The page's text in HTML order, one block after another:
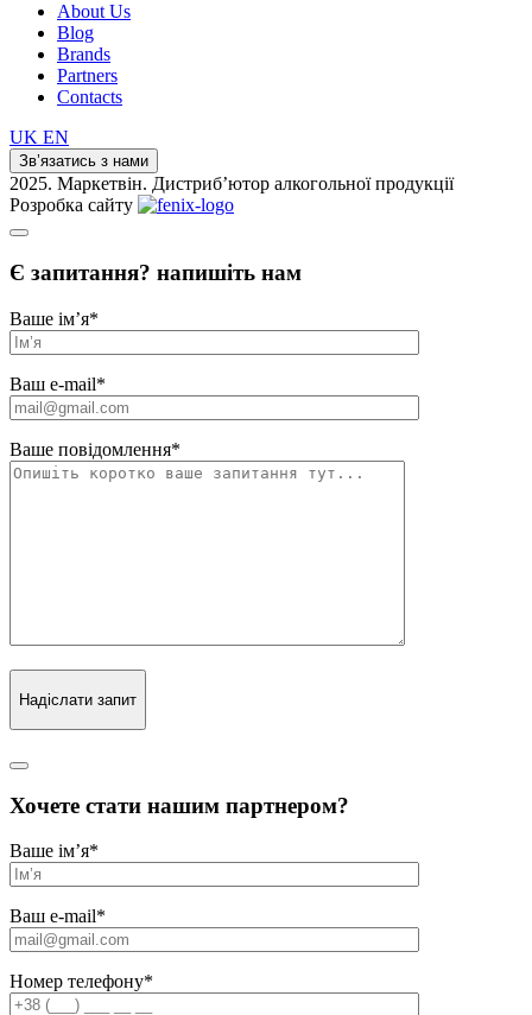
About Us
Blog
Brands
Partners
Contacts
UK EN
Зв’язатись з нами
2025. Маркетвін. Дистриб’ютор алкогольної продукції
Розробка сайту
Є запитання? напишіть нам
Ваше ім’я*
Ваш e-mail*
Ваше повідомлення*
Надіслати запит
Хочете стати нашим партнером?
Ваше ім’я*
Ваш e-mail*
Номер телефону*